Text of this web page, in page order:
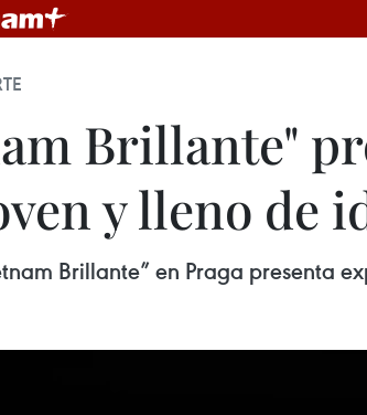
Brillante"
y lleno de
Brillante” en Praga presenta